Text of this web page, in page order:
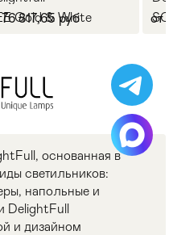
Gold & White
817,65 руб от
основанная в
светильников:
напольные и
DelightFull
и дизайном